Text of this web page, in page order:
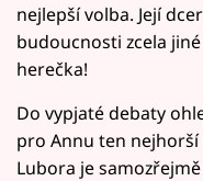
nejlepší volba. Její
budoucnosti zcela
herečka!
Do vypjaté debaty
pro Annu ten
Lubora je